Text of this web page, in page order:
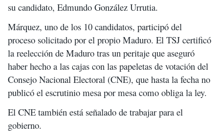
su candidato, Edmundo González Urrutia.
Márquez, uno de los 10 candidatos, participó del
proceso solicitado por el propio Maduro. El TSJ certificó
la reelección de Maduro tras un peritaje que aseguró
haber hecho a las cajas con las papeletas de votación del
Consejo Nacional Electoral (CNE), que hasta la fecha no
publicó el escrutinio mesa por mesa como obliga la ley.
El CNE también está señalado de trabajar para el
gobierno.